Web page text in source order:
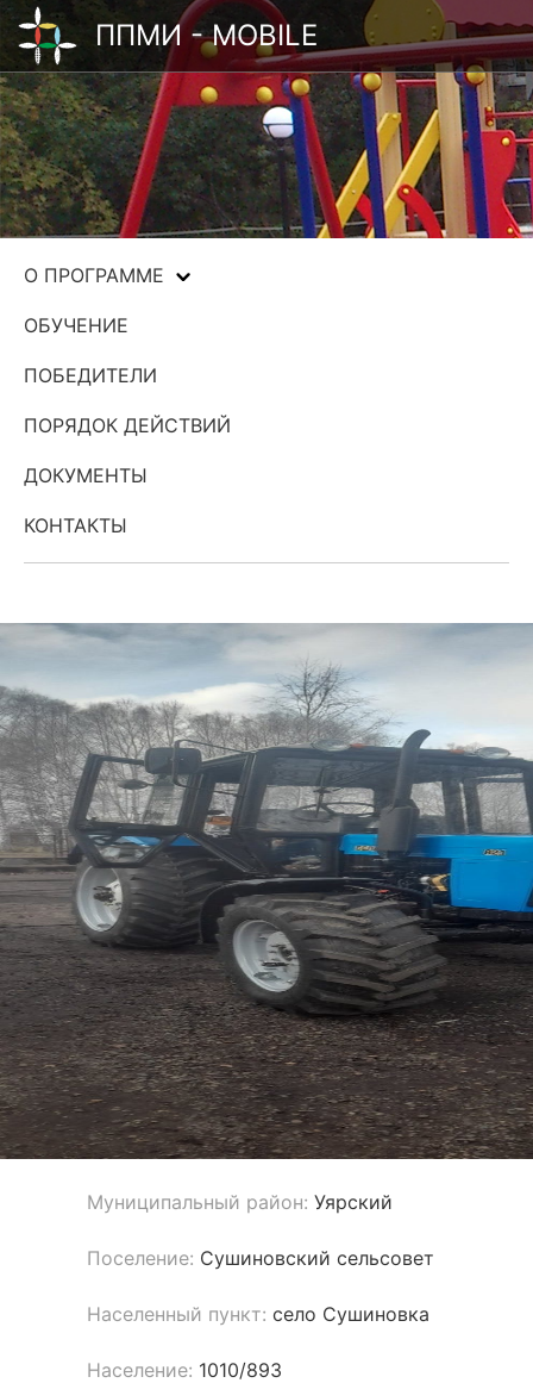
ППМИ - MOBILE
О ПРОГРАММЕ
ОБУЧЕНИЕ
ПОБЕДИТЕЛИ
ПОРЯДОК ДЕЙСТВИЙ
ДОКУМЕНТЫ
КОНТАКТЫ
Муниципальный район: Уярский
Поселение: Сушиновский сельсовет
Населенный пункт: село Сушиновка
Население: 1010/893